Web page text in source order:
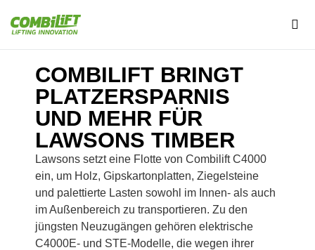
COMBILIFT BRINGT
PLATZERSPARNIS
UND MEHR FÜR
LAWSONS TIMBER
Lawsons setzt eine Flotte von Combilift C4000
ein, um Holz, Gipskartonplatten, Ziegelsteine
und palettierte Lasten sowohl im Innen- als auch
im Außenbereich zu transportieren. Zu den
jüngsten Neuzugängen gehören elektrische
C4000E- und STE-Modelle, die wegen ihrer